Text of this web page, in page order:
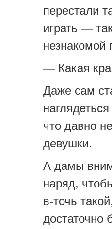
перестали
играть —
незнакомой
— Какая
Даже сам
что давно
девушки.
А дамы
наряд,
в-точь
достаточно